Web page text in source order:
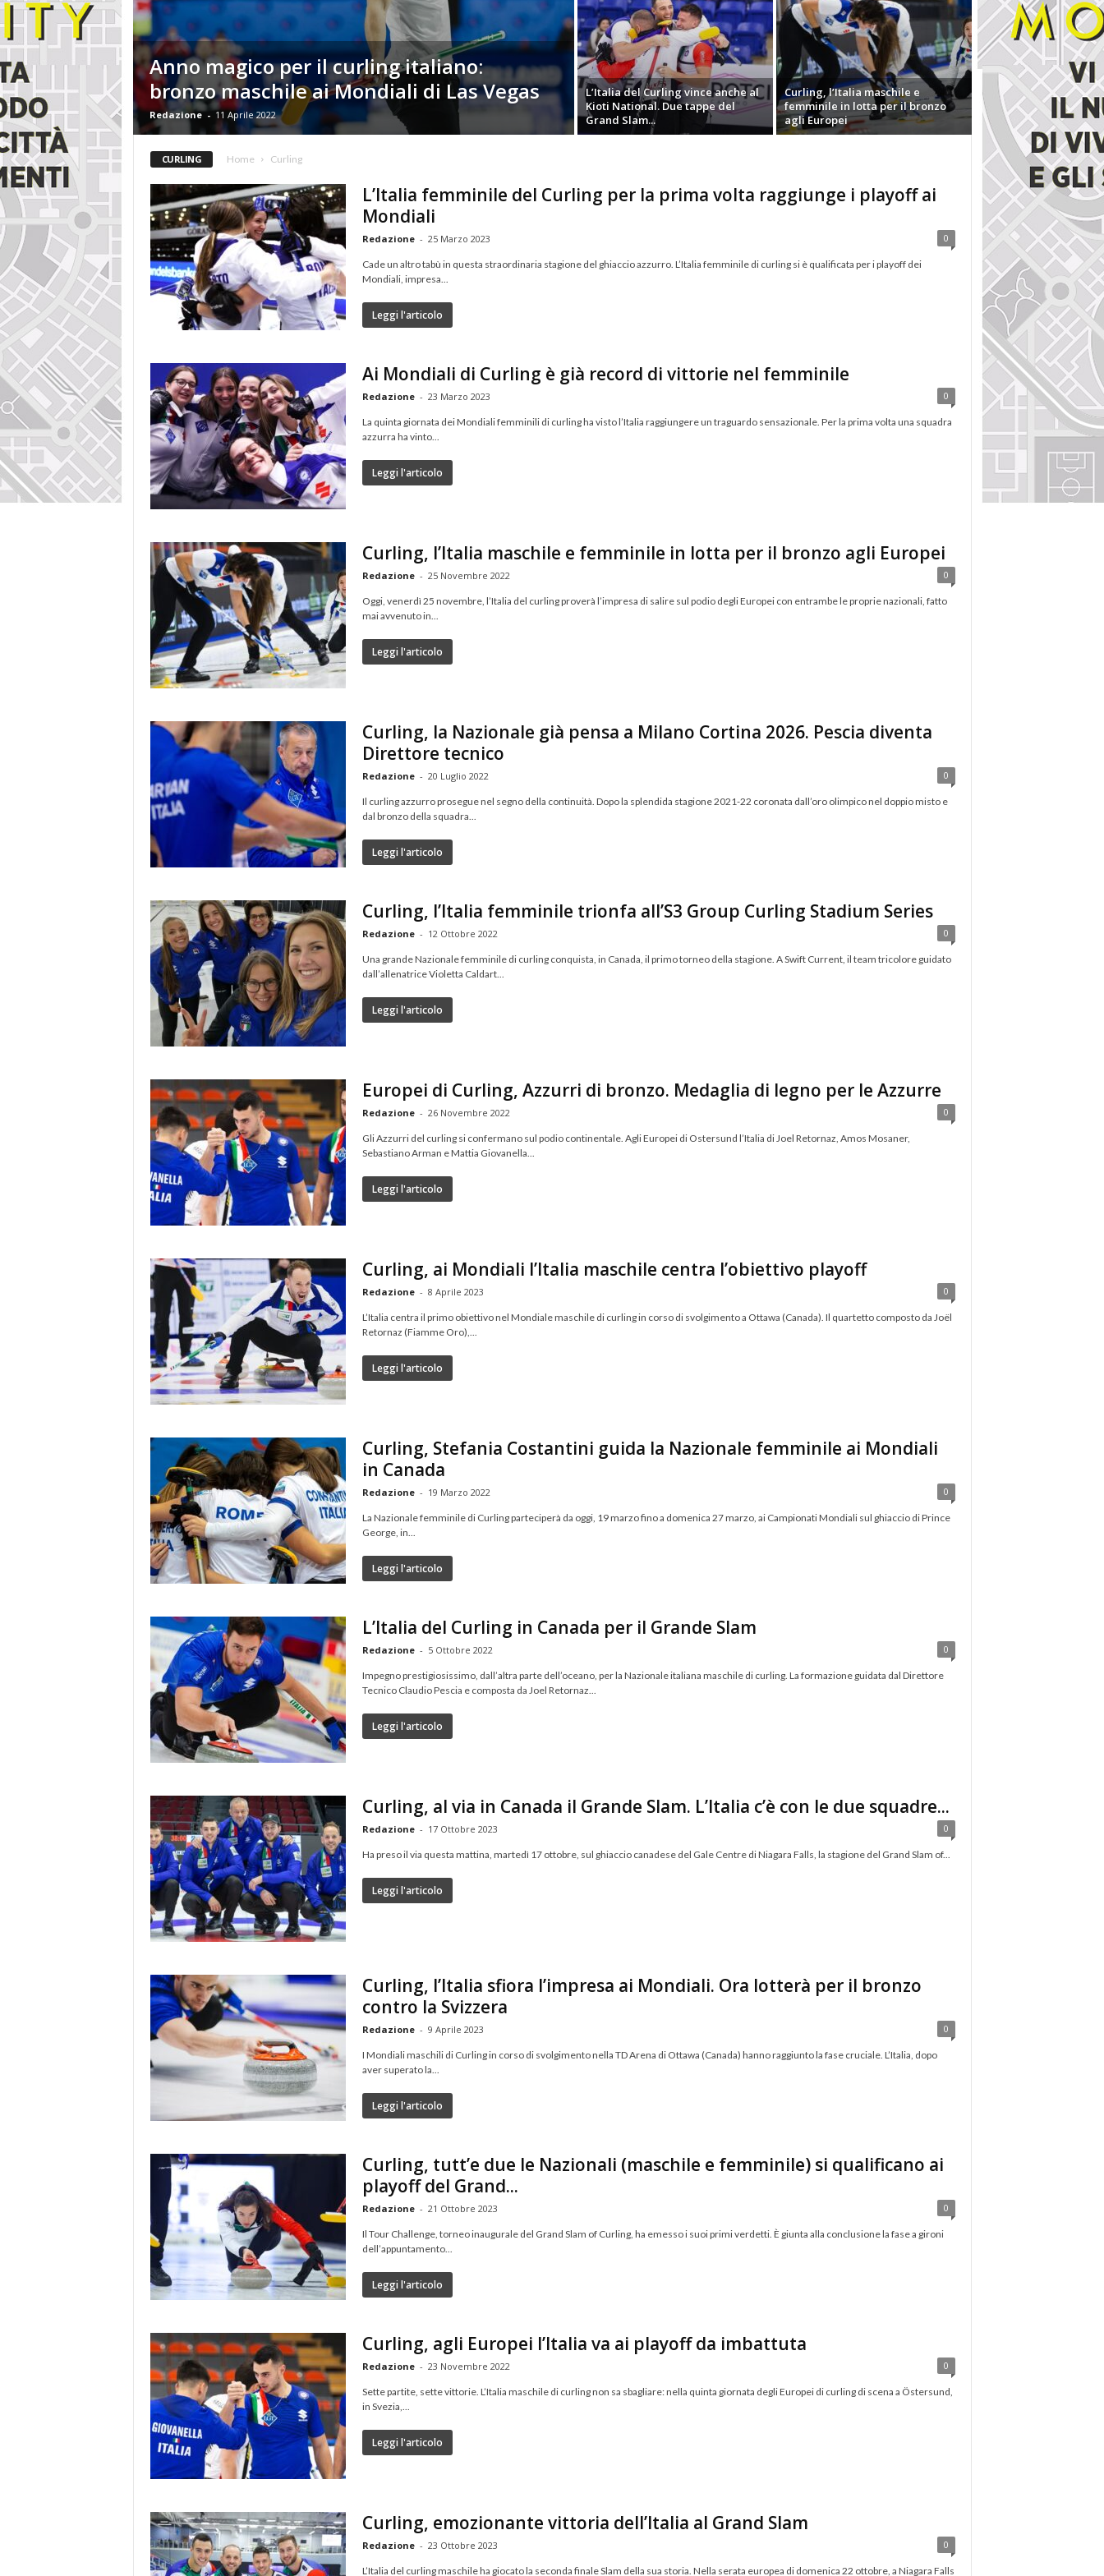
n
e
Anno magico per il curling italiano:
bronzo maschile ai Mondiali di Las Vegas
Redazione - 11 Aprile 2022
L’Italia del Curling vince anche al
Kioti National. Due tappe del
Grand Slam...
Curling, l’Italia maschile e
femminile in lotta per il bronzo
agli Europei
CURLING Home Curling
L’Italia femminile del Curling per la prima volta raggiunge i playoff ai
Mondiali
Redazione - 25 Marzo 2023 0
Cade un altro tabù in questa straordinaria stagione del ghiaccio azzurro. L’Italia femminile di curling si è qualificata per i playoff dei
Mondiali, impresa...
Leggi l'articolo
Ai Mondiali di Curling è già record di vittorie nel femminile
Redazione - 23 Marzo 2023 0
La quinta giornata dei Mondiali femminili di curling ha visto l’Italia raggiungere un traguardo sensazionale. Per la prima volta una squadra
azzurra ha vinto...
Leggi l'articolo
Curling, l’Italia maschile e femminile in lotta per il bronzo agli Europei
Redazione - 25 Novembre 2022 0
Oggi, venerdì 25 novembre, l’Italia del curling proverà l’impresa di salire sul podio degli Europei con entrambe le proprie nazionali, fatto
mai avvenuto in...
Leggi l'articolo
Curling, la Nazionale già pensa a Milano Cortina 2026. Pescia diventa
Direttore tecnico
Redazione - 20 Luglio 2022 0
Il curling azzurro prosegue nel segno della continuità. Dopo la splendida stagione 2021-22 coronata dall’oro olimpico nel doppio misto e
dal bronzo della squadra...
Leggi l'articolo
Curling, l’Italia femminile trionfa all’S3 Group Curling Stadium Series
Redazione - 12 Ottobre 2022 0
Una grande Nazionale femminile di curling conquista, in Canada, il primo torneo della stagione. A Swift Current, il team tricolore guidato
dall’allenatrice Violetta Caldart...
Leggi l'articolo
Europei di Curling, Azzurri di bronzo. Medaglia di legno per le Azzurre
Redazione - 26 Novembre 2022 0
Gli Azzurri del curling si confermano sul podio continentale. Agli Europei di Ostersund l’Italia di Joel Retornaz, Amos Mosaner,
Sebastiano Arman e Mattia Giovanella...
Leggi l'articolo
Curling, ai Mondiali l’Italia maschile centra l’obiettivo playoff
Redazione - 8 Aprile 2023 0
L’Italia centra il primo obiettivo nel Mondiale maschile di curling in corso di svolgimento a Ottawa (Canada). Il quartetto composto da Joël
Retornaz (Fiamme Oro),...
Leggi l'articolo
Curling, Stefania Costantini guida la Nazionale femminile ai Mondiali
in Canada
Redazione - 19 Marzo 2022 0
La Nazionale femminile di Curling parteciperà da oggi, 19 marzo fino a domenica 27 marzo, ai Campionati Mondiali sul ghiaccio di Prince
George, in...
Leggi l'articolo
L’Italia del Curling in Canada per il Grande Slam
Redazione - 5 Ottobre 2022 0
Impegno prestigiosissimo, dall’altra parte dell’oceano, per la Nazionale italiana maschile di curling. La formazione guidata dal Direttore
Tecnico Claudio Pescia e composta da Joel Retornaz...
Leggi l'articolo
Curling, al via in Canada il Grande Slam. L’Italia c’è con le due squadre...
Redazione - 17 Ottobre 2023 0
Ha preso il via questa mattina, martedì 17 ottobre, sul ghiaccio canadese del Gale Centre di Niagara Falls, la stagione del Grand Slam of...
Leggi l'articolo
Curling, l’Italia sfiora l’impresa ai Mondiali. Ora lotterà per il bronzo
contro la Svizzera
Redazione - 9 Aprile 2023 0
I Mondiali maschili di Curling in corso di svolgimento nella TD Arena di Ottawa (Canada) hanno raggiunto la fase cruciale. L’Italia, dopo
aver superato la...
Leggi l'articolo
Curling, tutt’e due le Nazionali (maschile e femminile) si qualificano ai
playoff del Grand...
Redazione - 21 Ottobre 2023 0
Il Tour Challenge, torneo inaugurale del Grand Slam of Curling, ha emesso i suoi primi verdetti. È giunta alla conclusione la fase a gironi
dell’appuntamento...
Leggi l'articolo
Curling, agli Europei l’Italia va ai playoff da imbattuta
Redazione - 23 Novembre 2022 0
Sette partite, sette vittorie. L’Italia maschile di curling non sa sbagliare: nella quinta giornata degli Europei di curling di scena a Östersund,
in Svezia,...
Leggi l'articolo
Curling, emozionante vittoria dell’Italia al Grand Slam
Redazione - 23 Ottobre 2023 0
L’Italia del curling maschile ha giocato la seconda finale Slam della sua storia. Nella serata europea di domenica 22 ottobre, a Niagara Falls